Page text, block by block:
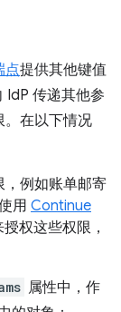
点提供其他键值
IdP 传递其他参
。在以下情况
，例如账单邮寄
用 Continue
权这些权限，
属性中，作